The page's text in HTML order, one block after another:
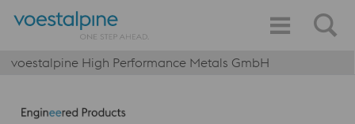
voestalpine High Performance Metals GmbH